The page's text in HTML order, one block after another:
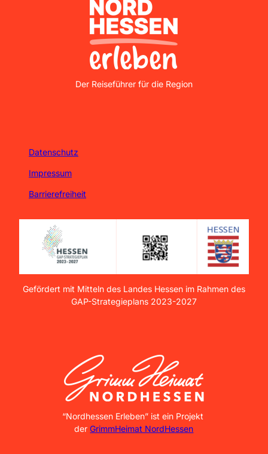
Nordhessen Erleben
Der Reiseführer für die Region
Datenschutz
Impressum
Barrierefreiheit
Gefördert mit Mitteln des Landes Hessen im Rahmen des
GAP-Strategieplans 2023-2027
GrimmHeimat NordHessen
“Nordhessen Erleben” ist ein Projekt
derGrimmHeimat NordHessen